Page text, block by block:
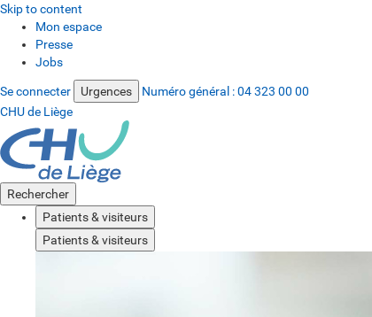
Skip to content
Mon espace
Presse
Jobs
Se connecter Urgences Numéro général :04 323 00 00
CHU de Liège
Rechercher
Patients & visiteurs
Patients & visiteurs